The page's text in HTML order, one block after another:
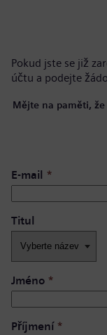
Pokud jste se již
účtu a podejte
Mějte na paměti,
E-mail *
Titul
Jméno *
Příjmení*